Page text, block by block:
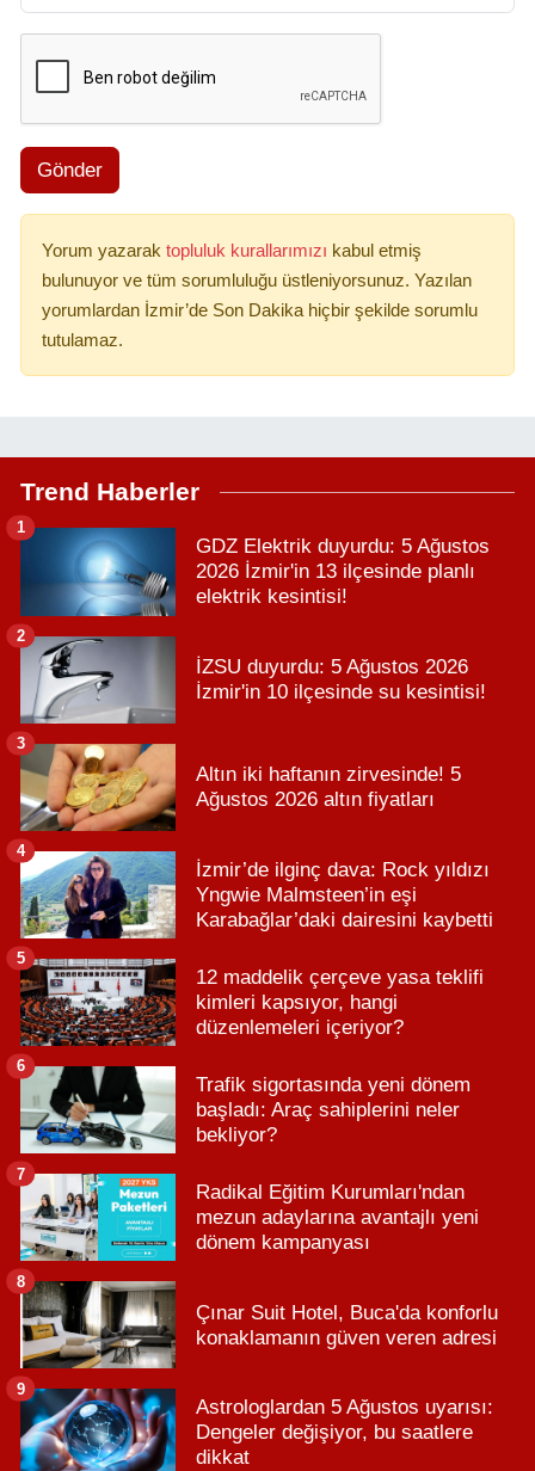
Gönder
Yorum yazarak topluluk kurallarımızı kabul etmiş
bulunuyor ve tüm sorumluluğu üstleniyorsunuz. Yazılan
yorumlardan İzmir’de Son Dakika hiçbir şekilde sorumlu
tutulamaz.
Trend Haberler
GDZ Elektrik duyurdu: 5 Ağustos
2026 İzmir'in 13 ilçesinde planlı
elektrik kesintisi!
1
İZSU duyurdu: 5 Ağustos 2026
İzmir'in 10 ilçesinde su kesintisi!
2
Altın iki haftanın zirvesinde! 5
Ağustos 2026 altın fiyatları
3
İzmir’de ilginç dava: Rock yıldızı
Yngwie Malmsteen’in eşi
Karabağlar’daki dairesini kaybetti
4
12 maddelik çerçeve yasa teklifi
kimleri kapsıyor, hangi
düzenlemeleri içeriyor?
5
Trafik sigortasında yeni dönem
başladı: Araç sahiplerini neler
bekliyor?
6
Radikal Eğitim Kurumları'ndan
mezun adaylarına avantajlı yeni
dönem kampanyası
7
Çınar Suit Hotel, Buca'da konforlu
konaklamanın güven veren adresi
8
Astrologlardan 5 Ağustos uyarısı:
Dengeler değişiyor, bu saatlere
dikkat
9